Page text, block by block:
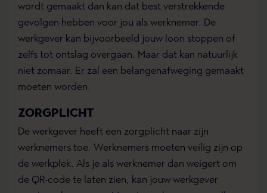
wordt gemaakt dan kan dat best verstrekkende
gevolgen hebben voor jou als werknemer. De
werkgever kan bijvoorbeeld jouw loon stoppen of
zelfs tot ontslag overgaan. Maar dat kan natuurlijk
niet zomaar. Er zal een belangenafweging gemaakt
moeten worden.
ZORGPLICHT
De werkgever heeft een zorgplicht naar zijn
werknemers toe. Werknemers moeten veilig zijn op
de werkplek. Als je als werknemer dan weigert om
de QR-code te laten zien, kan jouw werkgever